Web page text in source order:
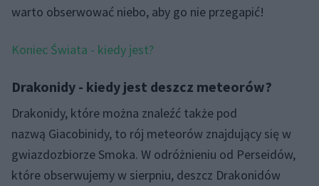
warto obserwować niebo, aby go nie przegapić!
Koniec Świata - kiedy jest?
Drakonidy - kiedy jest deszcz meteorów?
Drakonidy, które można znaleźć także pod
nazwą Giacobinidy, to rój meteorów znajdujący się w
gwiazdozbiorze Smoka. W odróżnieniu od Perseidów,
które obserwujemy w sierpniu, deszcz Drakonidów